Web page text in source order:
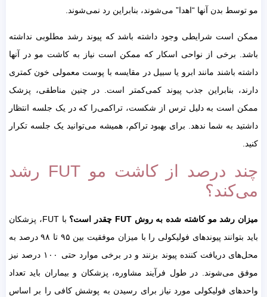
مو توسط بدن آنها “اهدا” می‌شوند، بنابراین رد نمی‌شوند.
ممکن است شرایطی وجود داشته باشد که پیوند رشد مطلوبی نداشته
باشد. برخی از نواحی اسکار که ممکن است نیاز به کاشت مو در آنها
داشته باشند مانند ابرو یا سبیل در مقایسه با پوست معمولی خون کمتری
دارند، بنابراین جذب پیوند کمی‌کمتر است. در چنین مناطقی، پزشک
ممکن است به دلیل ترس از شکست، تراکمی‌را که در یک جلسه انتظار
داشتید به شما ندهد. برای بهبود تراکم، همیشه می‌توانید یک جلسه تکرار
کنید.
چند درصد از کاشت مو FUT رشد
می‌کند؟
میزان رشد مو کاشته شده به روش FUT چقدر است؟
با FUT، پزشکان
باید بتوانند پیوندهای فولیکولی را با میزان موفقیت بین ۹۵ تا ۹۸ درصد به
محل‌های دریافت کننده پیوند بزنند و در برخی موارد حتی ۱۰۰ درصد نیز
موفق می‌شوند. در طول فرآیند مشاوره، پزشکان و بیماران باید تعداد
واحدهای فولیکولی مورد نیاز برای رسیدن به پوشش کافی را بر اساس